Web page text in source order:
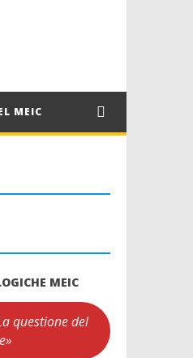
MEIC
MEIC
questione del